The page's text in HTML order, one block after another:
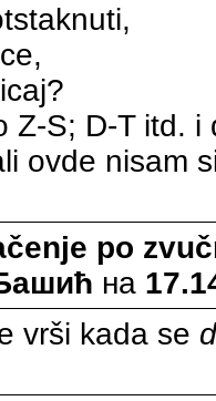
Z-S; D-T itd.
ovde nisam
po
на
vrši kada se